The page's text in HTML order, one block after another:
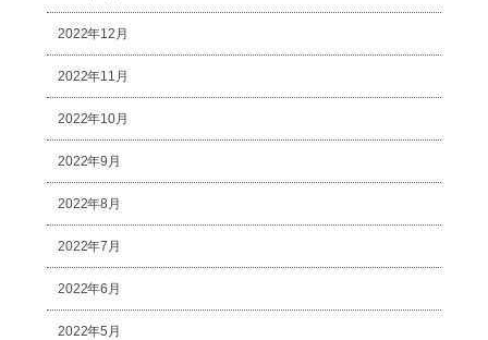
2022年12月
2022年11月
2022年10月
2022年9月
2022年8月
2022年7月
2022年6月
2022年5月